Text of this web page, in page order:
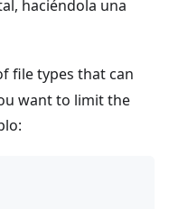
haciéndola una
file types that can
want to limit the